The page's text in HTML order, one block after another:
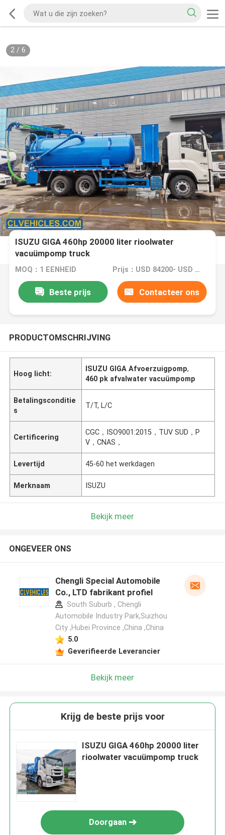
2/ 6
ISUZU GIGA 460hp 20000 liter rioolwater
vacuümpomp truck
MOQ：1 EENHEID Prijs：USD 84200- USD 94200 / UNIT
Beste prijs Contacteer ons
PRODUCTOMSCHRIJVING
Hoog licht:
ISUZU GIGA Afvoerzuigpomp,
460 pk afvalwater vacuümpomp
Betalingsconditie
s
T/T, L/C
Certificering
CGC，ISO9001:2015，TUV SUD，P
V，CNAS，
Levertijd 45-60 het werkdagen
Merknaam ISUZU
Bekijk meer
ONGEVEER ONS
Chengli Special Automobile
Co., LTD fabrikant profiel
South Suburb , Chengli
Automobile Industry Park,Suizhou
City ,Hubei Province ,China ,China
5.0
Geverifieerde Leverancier
Bekijk meer
Krijg de beste prijs voor
ISUZU GIGA 460hp 20000 liter
rioolwater vacuümpomp truck
Doorgaan